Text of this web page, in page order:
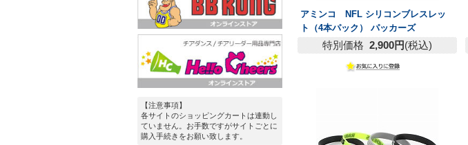
【注意事項】
各サイトのショッピングカートは連動し
ていません。お手数ですがサイトごとに
購入手続きをお願い致します。
アミンコ NFL シリコンブレスレッ
ト（4本パック） パッカーズ
特別価格 2,900円(税込)